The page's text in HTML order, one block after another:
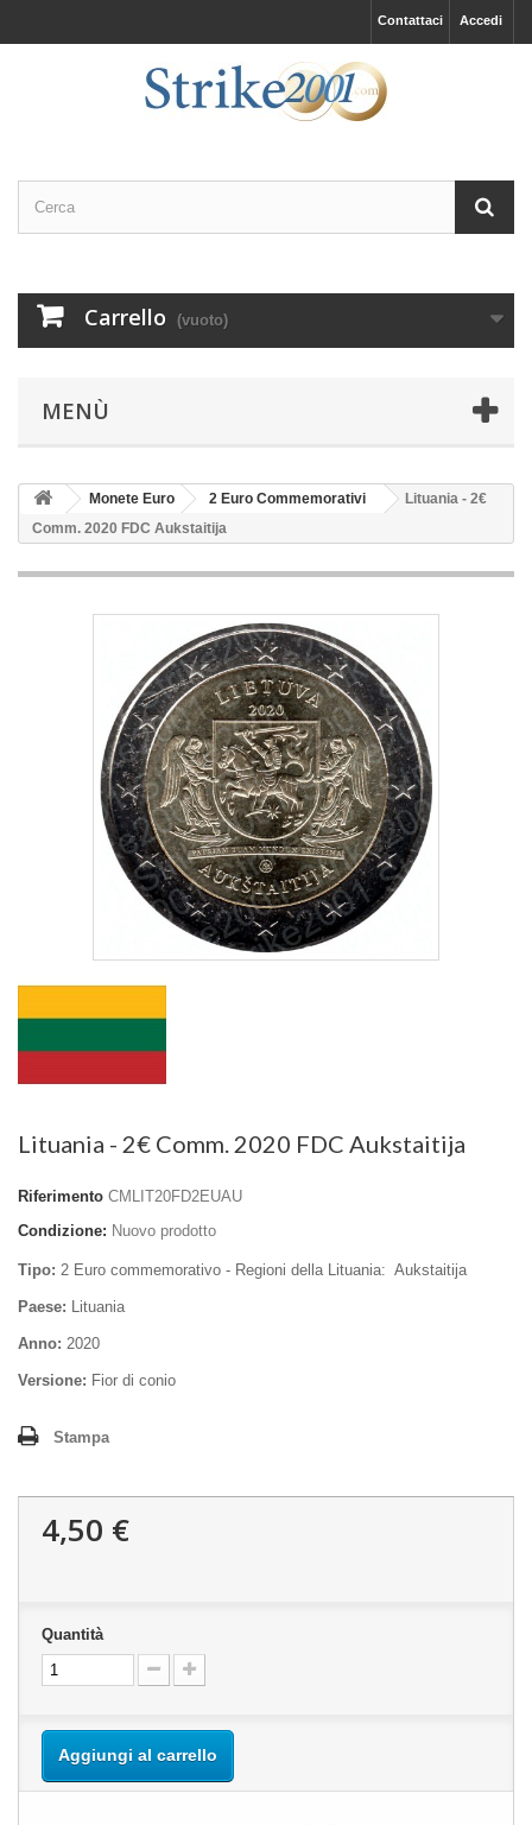
Accedi
Contattaci
Carrello (vuoto)
MENÙ
Monete Euro 2 Euro Commemorativi
Lituania - 2€
Comm. 2020 FDC Aukstaitija
Lituania - 2€ Comm. 2020 FDC Aukstaitija
Riferimento CMLIT20FD2EUAU
Condizione: Nuovo prodotto
Tipo: 2 Euro commemorativo - Regioni della Lituania: Aukstaitija
Paese: Lituania
Anno: 2020
Versione: Fior di conio
Stampa
4,50 €
Quantità
Aggiungi al carrello